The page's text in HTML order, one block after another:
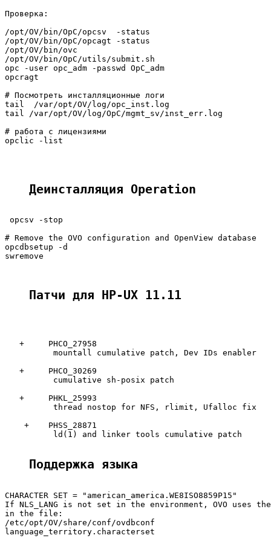
Проверка:
/opt/OV/bin/OpC/opcsv  -status
/opt/OV/bin/OpC/opcagt -status
/opt/OV/bin/ovc
/opt/OV/bin/OpC/utils/submit.sh
opc -user opc_adm -passwd OpC_adm
opcragt
# Посмотреть инсталляционные логи
tail  /var/opt/OV/log/opc_inst.log
tail /var/opt/OV/log/OpC/mgmt_sv/inst_err.log
# работа с лицензиями
opclic -list
Деинсталляция Operation
opcsv -stop
# Remove the OVO configuration and OpenView database
opcdbsetup -d
swremove
Патчи для HP-UX 11.11
   +     PHCO_27958
          mountall cumulative patch, Dev IDs enabler
   +     PHCO_30269
          cumulative sh-posix patch
   +     PHKL_25993
          thread nostop for NFS, rlimit, Ufalloc fix
    +    PHSS_28871
          ld(1) and linker tools cumulative patch
Поддержка языка
CHARACTER SET = "american_america.WE8ISO8859P15"
If NLS_LANG is not set in the environment, OVO uses
in the file:
/etc/opt/OV/share/conf/ovdbconf
language_territory.characterset